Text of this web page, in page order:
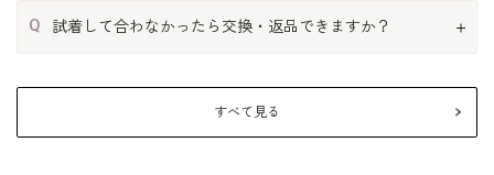
Q 試着して合わなかったら交換・返品できますか？
すべて見る